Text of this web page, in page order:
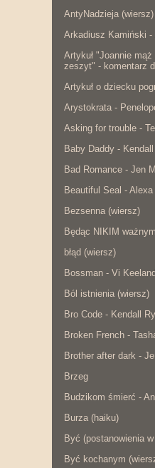
AntyNadzieja (wiersz)
Arkadiusz Kamiński
Artykuł "Joannie mąż
zeszyt" - komentarz
Artykuł o dziecku
Arystokrata -
Asking for trouble -
Baby Daddy -
Bad Romance - Jen
Beautiful Seal -
Bezsenna (wiersz)
Będąc NIKIM
błąd (wiersz)
Bossman - Vi Keeland
Ból istnienia (wiersz)
Bro Code - Kendall
Broken French -
Brother after dark -
Brzeg
Budzikom śmierć -
Burza (haiku)
Być (postanowienia
Być kochanym